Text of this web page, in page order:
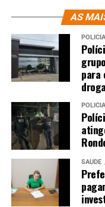
AS
POLÍCIA
para
POLÍCIA
SAÚDE